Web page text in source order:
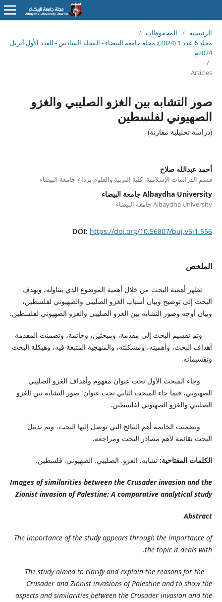
الرئيسية / المحفوظات /
مجلد 6 عدد 1 (2024): مجلة جامعة البيضاء - المجلد السادس - العدد الأول أبريل
2024م
/
Articles
صور التشابه بين الغزو الصليبي والغزو
الصهيوني لفلسطين
(دراسة تحليلية مقارنة)
أحمد عبدالله صلاح
قسم الدراسات الإسلامية- كلية التربية والعلوم برداع-جامعة البيضاء
Albaydha University جامعة البيضاء
Albaydha University جامعة البيضاء
DOI: https://doi.org/10.56807/buj.v6i1.556
الملخص
تظهر أهمية البحث من خلال أهمية الموضوع الذي يتناوله، ويهدف
البحث إلى توضيح وبيان أسباب الغزو الصليبي والصهيوني لفلسطين،
وبيان أوجه وصور التشابه بين الغزو الصليبي والغزو الصهيوني لفلسطين.
وتم تقسيم البحث إلى مقدمة، ومبحثين، وخاتمة، وتضمنت المقدمة
أهداف البحث، وأهميته، ومشكلته، والمنهجية المتبعة فيه، وهيكلة البحث
وتقسيماته.
وجاء المبحث الأول تحت عنوان مفهوم وأهداف الغزو الصليبي
الصهيوني، فيما جاء المبحث الثاني تحت عنوان: صور التشابه بين الغزو
الصليبي والغزو الصهيوني لفلسطين.
وتضمنت الخاتمة أهم النتائج التي توصل إليها البحث، وتم تذييل
البحث بقائمة لأهم مصادر البحث ومراجعه.
الكلمات المفتاحية: تشابه. الغزو. الصليبي. الصهيوني. فلسطين.
Images of similarities between the Crusader invasion and the
Zionist invasion of Palestine: A comparative analytical study
Abstract
The importance of the study appears through the importance of
the topic it deals with.
The study aimed to clarify and explain the reasons for the
Crusader and Zionist invasions of Palestine and to show the
aspects and similarities between the Crusader invasion and the